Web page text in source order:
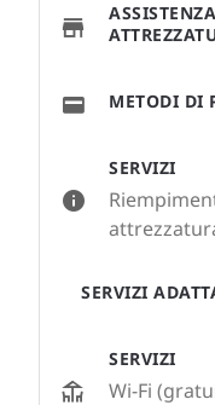
SERVIZI
SERVIZI
SERVIZI
Wi-Fi
METODI DI